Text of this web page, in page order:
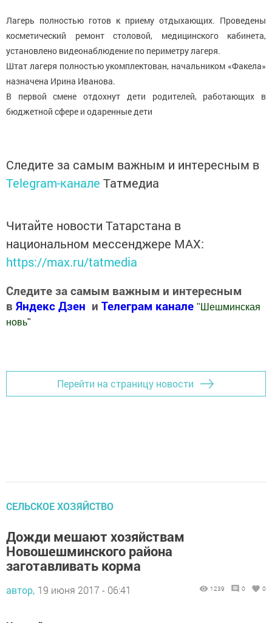
Лагерь полностью готов к приему отдыхающих. Проведены
косметический ремонт столовой, медицинского кабинета,
установлено видеонаблюдение по периметру лагеря.
Штат лагеря полностью укомплектован, начальником «Факела»
назначена Ирина Иванова.
В первой смене отдохнут дети родителей, работающих в
бюджетной сфере и одаренные дети
Следите за самым важным и интересным в
Telegram-канале Татмедиа
Читайте новости Татарстана в
национальном мессенджере MАХ:
https://max.ru/tatmedia
Следите за самым важным и интересным
в Яндекс Дзен и Телеграм канале " Шешминская
новь"
Перейти на страницу новости
СЕЛЬСКОЕ ХОЗЯЙСТВО
Дожди мешают хозяйствам
Новошешминского района
заготавливать корма
автор, 19 июня 2017 - 06:41 1239 0 0